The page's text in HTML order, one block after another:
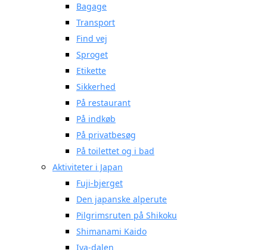
Bagage
Transport
Find vej
Sproget
Etikette
Sikkerhed
På restaurant
På indkøb
På privatbesøg
På toilettet og i bad
Aktiviteter i Japan
Fuji-bjerget
Den japanske alperute
Pilgrimsruten på Shikoku
Shimanami Kaido
Iya-dalen